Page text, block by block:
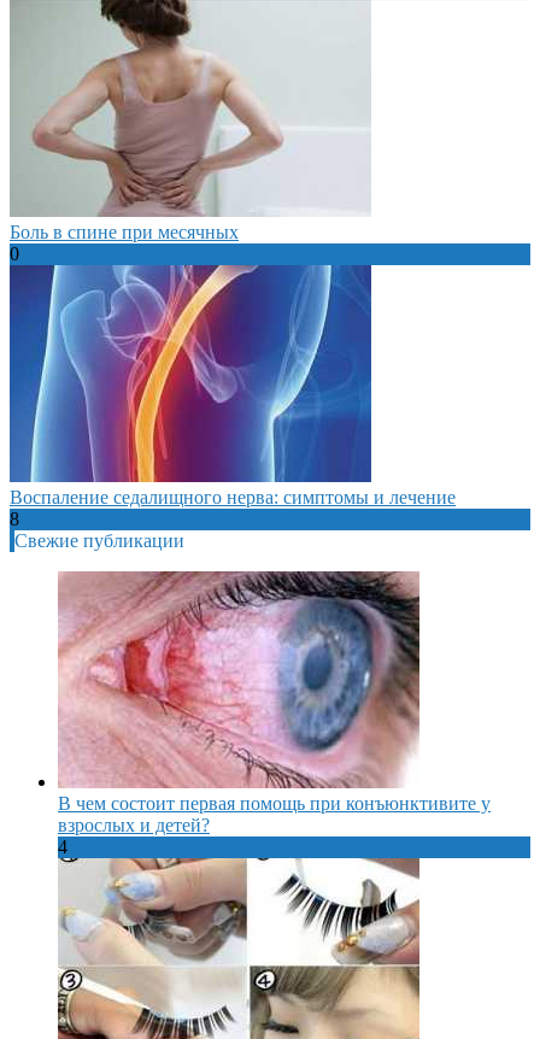
Боль в спине при месячных
0
Воспаление седалищного нерва: симптомы и лечение
8
Свежие публикации
В чем состоит первая помощь при конъюнктивите у
взрослых и детей?
4